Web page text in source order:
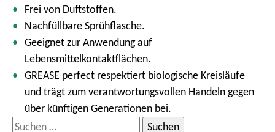
Frei von Duftstoffen.
Nachfüllbare Sprühflasche.
Geeignet zur Anwendung auf
Lebensmittelkontaktflächen.
GREASE perfect respektiert biologische Kreisläufe
und trägt zum verantwortungsvollen Handeln gegen
über künftigen Generationen bei.
S